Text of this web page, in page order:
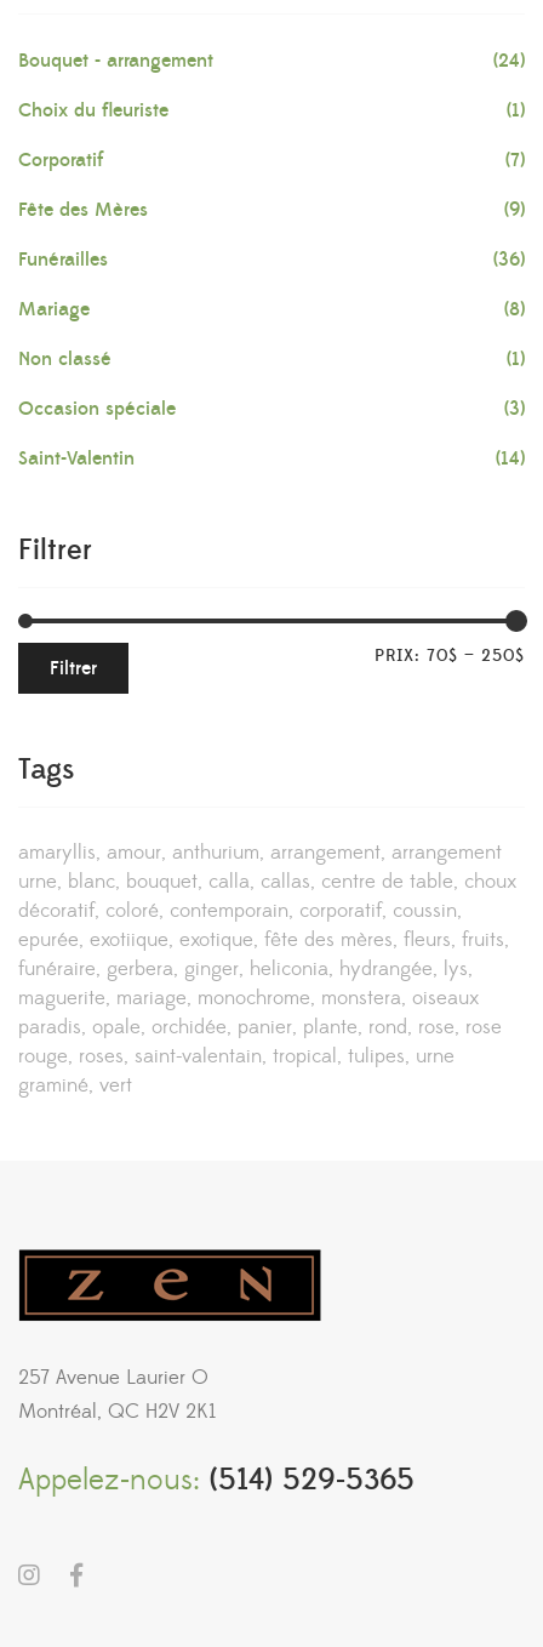
Bouquet - arrangement (24)
Choix du fleuriste (1)
Corporatif (7)
Fête des Mères (9)
Funérailles (36)
Mariage (8)
Non classé (1)
Occasion spéciale (3)
Saint-Valentin (14)
Filtrer
Filtrer PRIX: 70$ — 250$
Tags
amaryllis amour anthurium arrangement arrangement
urne blanc bouquet calla callas centre de table choux
décoratif coloré contemporain corporatif coussin
epurée exotiique exotique fête des mères fleurs fruits
funéraire gerbera ginger heliconia hydrangée lys
maguerite mariage monochrome monstera oiseaux
paradis opale orchidée panier plante rond rose rose
rouge roses saint-valentain tropical tulipes urne
graminé vert
257 Avenue Laurier O
Montréal, QC H2V 2K1
Appelez-nous: (514) 529-5365